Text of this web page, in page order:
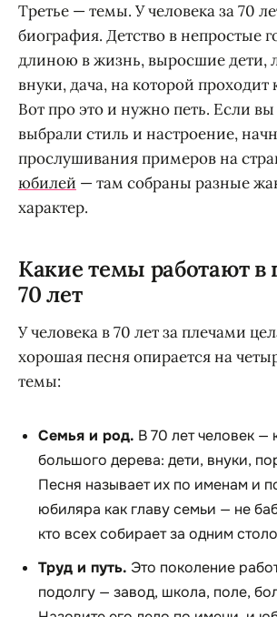
Третье — темы. У человека за 70
биография. Детство в непростые
длиною в жизнь, выросшие дети,
внуки, дача, на которой проходит
Вот про это и нужно петь. Если
выбрали стиль и настроение,
прослушивания примеров на
юбилей — там собраны разные
характер.
Какие темы работают в
70 лет
У человека в 70 лет за плечами
хорошая песня опирается на
темы:
Семья и род. В 70 лет человек —
большого дерева: дети, внуки,
Песня называет их по именам и
юбиляра как главу семьи — не
кто всех собирает за одним
Труд и путь. Это поколение
подолгу — завод, школа, поле,